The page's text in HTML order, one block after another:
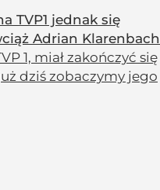
TVP1 jednak się
Adrian Klarenbach
1, miał zakończyć się
dziś zobaczymy jego